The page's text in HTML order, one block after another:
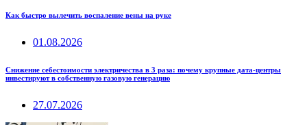
Как быстро вылечить воспаление вены на руке
01.08.2026
Снижение себестоимости электричества в 3 раза: почему крупные дата-центры
инвестируют в собственную газовую генерацию
27.07.2026